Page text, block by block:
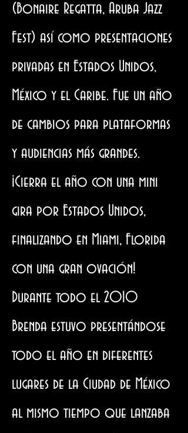
(Bonaire Regatta, Aruba Jazz
Fest) así como presentaciones
privadas en Estados Unidos,
México y el Caribe. Fue un año
de cambios para plataformas
y audiencias más grandes.
¡Cierra el año con una mini
gira por Estados Unidos,
finalizando en Miami, Florida
con una gran ovación!
Durante todo el 2010
Brenda estuvo presentándose
todo el año en diferentes
lugares de la Ciudad de México
al mismo tiempo que lanzaba